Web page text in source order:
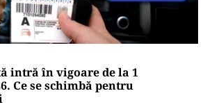
intră în vigoare de la 1
Ce se schimbă pentru